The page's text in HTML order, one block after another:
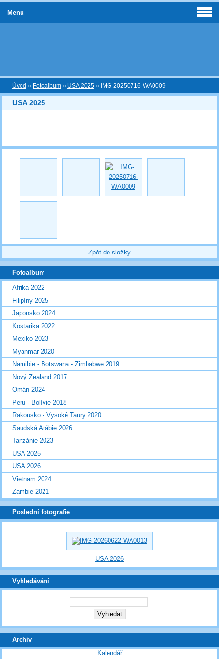
Úvod » Fotoalbum » USA 2025 » IMG-20250716-WA0009
USA 2025
Zpět do složky
Menu
Fotoalbum
Afrika 2022
Filipíny 2025
Japonsko 2024
Kostarika 2022
Mexiko 2023
Myanmar 2020
Namibie - Botswana - Zimbabwe 2019
Nový Zealand 2017
Omán 2024
Peru - Bolívie 2018
Rakousko - Vysoké Taury 2020
Saudská Arábie 2026
Tanzánie 2023
USA 2025
USA 2026
Vietnam 2024
Zambie 2021
Poslední fotografie
USA 2026
Vyhledávání
Archiv
Kalendář